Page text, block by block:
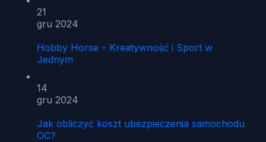
21
gru 2024
Hobby Horse – Kreatywność i Sport w
Jednym
14
gru 2024
Jak obliczyć koszt ubezpieczenia samochodu
OC?